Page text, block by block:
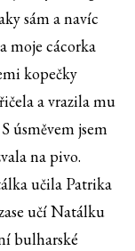
sám a navíc
moje cácorka
kopečky
a vrazila mu
úsměvem jsem
na pivo.
učila Patrika
učí Natálku
bulharské